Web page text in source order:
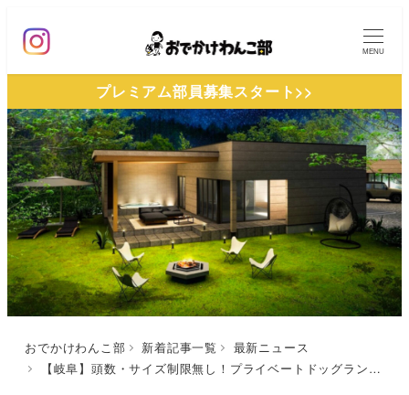
ン
ン
テ
ン
ツ
へ
移
動
MENU
プレミアム部員募集スタート>>
おでかけわんこ部 新着記事一覧
最新ニュース
【岐阜】頭数・サイズ制限無し！プライベートドッグラン付きグランピング施設「KITO関ケ原」2022年12月グランドオープン